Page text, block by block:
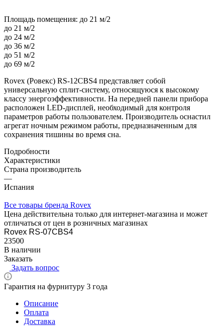
Площадь помещения: до 21 м/2
до 21 м/2
до 24 м/2
до 36 м/2
до 51 м/2
до 69 м/2
Rovex (Ровекс) RS-12CBS4 представляет собой
универсальную сплит-систему, относящуюся к высокому
классу энергоэффективности. На передней панели прибора
расположен LED-дисплей, необходимый для контроля
параметров работы пользователем. Производитель оснастил
агрегат ночным режимом работы, предназначенным для
сохранения тишины во время сна.
Подробности
Характеристики
Страна производитель
—
Испания
Все товары бренда Rovex
Цена действительна только для интернет-магазина и может
отличаться от цен в розничных магазинах
Rovex RS-07CBS4
23500
В наличии
Заказать
Задать вопрос
Гарантия на фурнитуру 3 года
Описание
Оплата
Доставка